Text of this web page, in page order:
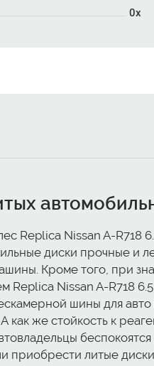
0x
Replica Nissan A-R718
диски прочные и
Кроме того, при
Replica Nissan A-R718
шины для авто
как же стойкость к
приобрести литые